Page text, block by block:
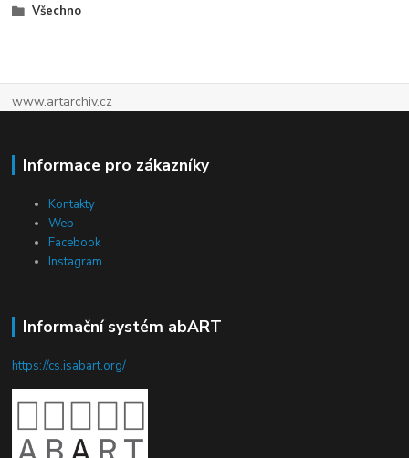
Všechno
www.artarchiv.cz
Informace pro zákazníky
Kontakty
Web
Facebook
Instagram
Informační systém abART
https://cs.isabart.org/